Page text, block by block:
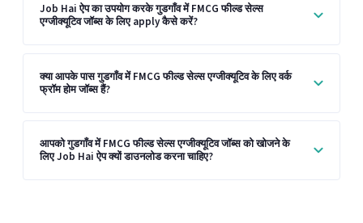
Job Hai ऐप का उपयोग करके गुडगाँव में FMCG फील्ड सेल्स
एग्जीक्यूटिव जॉब्स के लिए apply कैसे करें?
क्या आपके पास गुडगाँव में FMCG फील्ड सेल्स एग्जीक्यूटिव के लिए वर्क
फ्रॉम होम जॉब्स हैं?
आपको गुडगाँव में FMCG फील्ड सेल्स एग्जीक्यूटिव जॉब्स को खोजने के
लिए Job Hai ऐप क्यों डाउनलोड करना चाहिए?